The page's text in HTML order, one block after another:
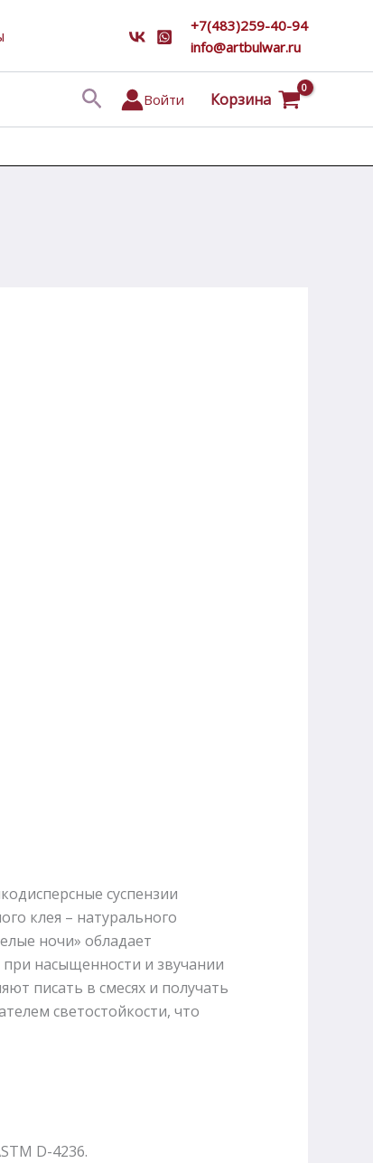
+7(483)259-40-94
info@artbulwar.ru
ПоискВойти Корзина
суспензии
клея – натурального
ночи» обладает
насыщенности и звучании
писать в смесях и получать
светостойкости, что
D-4236.